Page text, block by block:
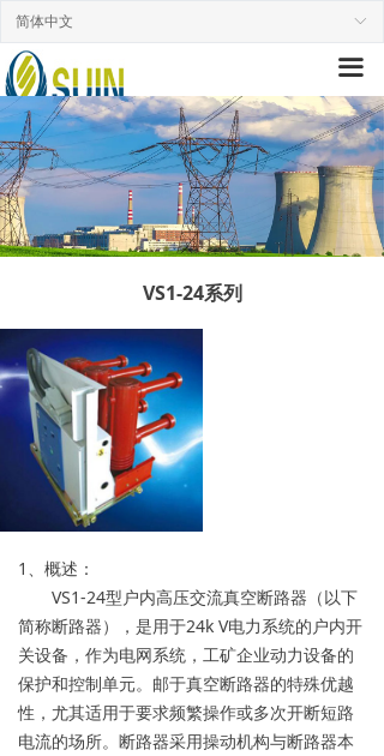
끀
首页
走进舒盈
产品中心
新闻中心
营销网络
质保承诺
联系我们
ꀅ
简体中文
1、概述：
VS1-24型户内高压交流真空断路器（以下
简称断路器），是用于24k V电力系统的户内开
关设备，作为电网系统，工矿企业动力设备的
保护和控制单元。邮于真空断路器的特殊优越
性，尤其适用于要求频繁操作或多次开断短路
电流的场所。断路器采用操动机构与断路器本
VS1-24系列